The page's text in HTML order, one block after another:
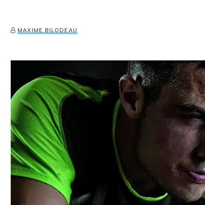
MAXIME BILODEAU